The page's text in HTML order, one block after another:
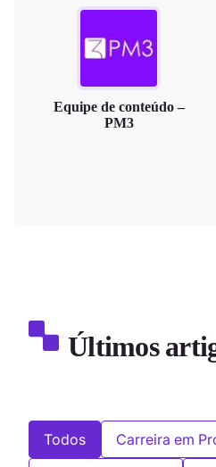
Equipe de conteúdo –
PM3
Últimos
Todos Carreira em